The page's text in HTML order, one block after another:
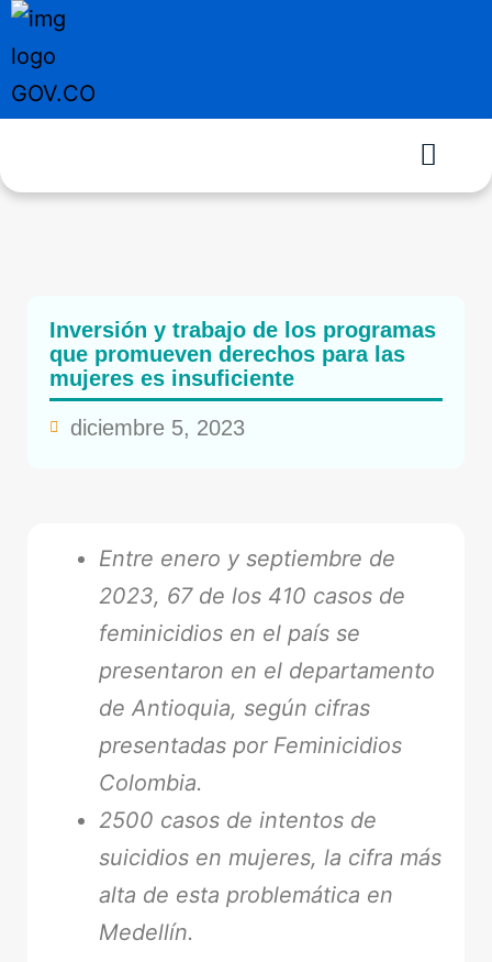
Inversión y trabajo de los programas
que promueven derechos para las
mujeres es insuficiente
diciembre 5, 2023
Entre enero y septiembre de
2023, 67 de los 410 casos de
feminicidios en el país se
presentaron en el departamento
de Antioquia, según cifras
presentadas por Feminicidios
Colombia.
2500 casos de intentos de
suicidios en mujeres, la cifra más
alta de esta problemática en
Medellín.